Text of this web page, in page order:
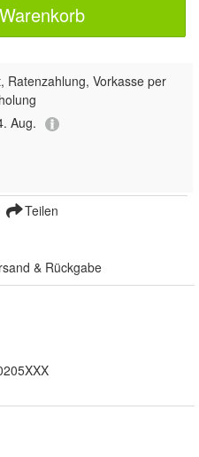
Ratenzahlung, Vorkasse per
Aug.
Teilen
& Rückgabe